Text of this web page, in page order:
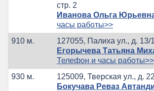
стр. 2
Иванова Ольга
часы работы>>
910 м.
127055, Палиха ул., д. 13/
Егорычева Татьяна
Телефон и часы работы>>
930 м.
125009, Тверская ул., д.
Бокучава Реваз